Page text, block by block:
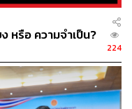
หรือ ความจำเป็น?
224